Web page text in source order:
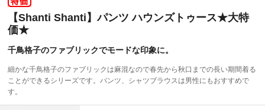
【Shanti Shanti】パンツ ハウンズトゥース★大特
価★
千鳥格子のファブリックでモードな印象に。
細かな千鳥格子のファブリックは麻混なので春先から秋口までの長い期間着る
ことができるシリーズです。パンツ、シャツブラウスは男性にもおすすめで
す。